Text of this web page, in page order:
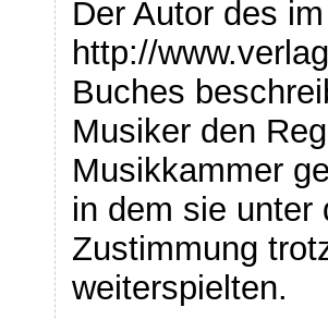
Der Autor des
http://
Buches
Musiker den
Musikkammer
in dem sie unter
Zustimmung
weiterspielten.